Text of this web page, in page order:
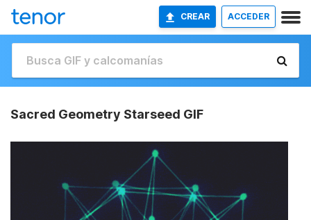
CREAR ACCEDER
Sacred Geometry Starseed GIF